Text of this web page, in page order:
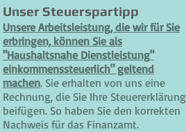
Unser Steuerspartipp
Unsere Arbeitsleistung, die wir für Sie
erbringen, können Sie als
"Haushaltsnahe Dienstleistung"
einkommenssteuerlich" geltend
machen. Sie erhalten von uns eine
Rechnung, die Sie Ihre Steuererklärung
beifügen. So haben Sie den korrekten
Nachweis für das Finanzamt.